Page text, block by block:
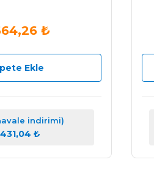
₺
Ekle
indirimi)
₺